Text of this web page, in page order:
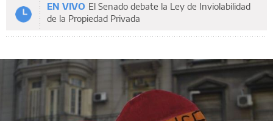
EN VIVO El Senado debate la Ley de Inviolabilidad
de la Propiedad Privada